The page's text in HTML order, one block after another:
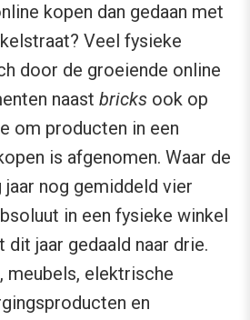
kopen dan gedaan met
Veel fysieke
door de groeiende online
naast bricks ook op
om producten in een
is afgenomen. Waar de
nog gemiddeld vier
in een fysieke winkel
dit jaar gedaald naar drie.
meubels, elektrische
en